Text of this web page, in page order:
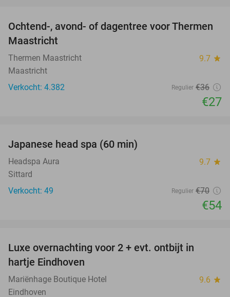
25%
Ochtend-, avond- of dagentree voor Thermen
Maastricht
Thermen Maastricht 9.7 star
Maastricht
Verkocht: 4.382
Regulier €36
€27
Japanese head spa (60 min)
Headspa Aura 9.7 star
Sittard
Verkocht: 49
Regulier €70
€54
Luxe overnachting voor 2 + evt. ontbijt in
hartje Eindhoven
Mariënhage Boutique Hotel 9.6 star
Eindhoven